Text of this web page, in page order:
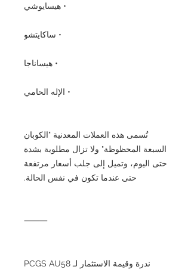
• هيسايوشي
• ساكايتشو
• هيساناجا
• الإله الحامي
تُسمى هذه العملات المعدنية "الكوبان
السبعة المحظوظة" ولا تزال مطلوبة بشدة
حتى اليوم، وتميل إلى جلب أسعار مرتفعة
حتى عندما تكون في نفس الحالة.
⸻
ندرة وقيمة الاستثمار لـ PCGS AU58